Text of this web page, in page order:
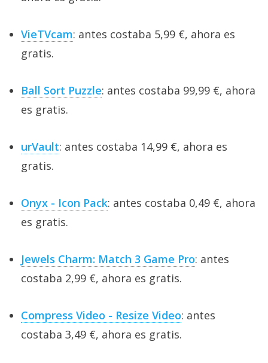
VieTVcam: antes costaba 5,99 €, ahora es
gratis.
Ball Sort Puzzle: antes costaba 99,99 €, ahora
es gratis.
urVault: antes costaba 14,99 €, ahora es
gratis.
Onyx - Icon Pack: antes costaba 0,49 €, ahora
es gratis.
Jewels Charm: Match 3 Game Pro: antes
costaba 2,99 €, ahora es gratis.
Compress Video - Resize Video: antes
costaba 3,49 €, ahora es gratis.